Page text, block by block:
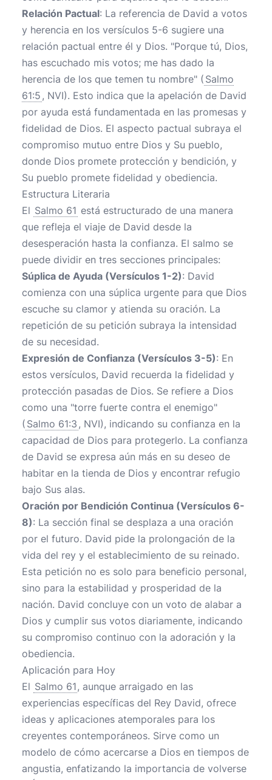
Relación Pactual: La referencia de David a votos
y herencia en los versículos 5-6 sugiere una
relación pactual entre él y Dios. "Porque tú, Dios,
has escuchado mis votos; me has dado la
herencia de los que temen tu nombre" ( Salmo
61:5 , NVI). Esto indica que la apelación de David
por ayuda está fundamentada en las promesas y
fidelidad de Dios. El aspecto pactual subraya el
compromiso mutuo entre Dios y Su pueblo,
donde Dios promete protección y bendición, y
Su pueblo promete fidelidad y obediencia.
Estructura Literaria
El Salmo 61 está estructurado de una manera
que refleja el viaje de David desde la
desesperación hasta la confianza. El salmo se
puede dividir en tres secciones principales:
Súplica de Ayuda (Versículos 1-2): David
comienza con una súplica urgente para que Dios
escuche su clamor y atienda su oración. La
repetición de su petición subraya la intensidad
de su necesidad.
Expresión de Confianza (Versículos 3-5): En
estos versículos, David recuerda la fidelidad y
protección pasadas de Dios. Se refiere a Dios
como una "torre fuerte contra el enemigo"
( Salmo 61:3 , NVI), indicando su confianza en la
capacidad de Dios para protegerlo. La confianza
de David se expresa aún más en su deseo de
habitar en la tienda de Dios y encontrar refugio
bajo Sus alas.
Oración por Bendición Continua (Versículos 6-
8): La sección final se desplaza a una oración
por el futuro. David pide la prolongación de la
vida del rey y el establecimiento de su reinado.
Esta petición no es solo para beneficio personal,
sino para la estabilidad y prosperidad de la
nación. David concluye con un voto de alabar a
Dios y cumplir sus votos diariamente, indicando
su compromiso continuo con la adoración y la
obediencia.
Aplicación para Hoy
El Salmo 61, aunque arraigado en las
experiencias específicas del Rey David, ofrece
ideas y aplicaciones atemporales para los
creyentes contemporáneos. Sirve como un
modelo de cómo acercarse a Dios en tiempos de
angustia, enfatizando la importancia de volverse